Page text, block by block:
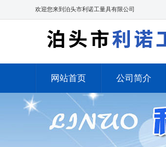
欢迎您来到泊头市利诺工量具有限公司
网站首页 公司简介